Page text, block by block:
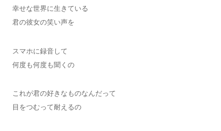
幸せな世界に生きている
君の彼女の笑い声を
スマホに録音して
何度も何度も聞くの
これが君の好きなものなんだって
目をつむって耐えるの